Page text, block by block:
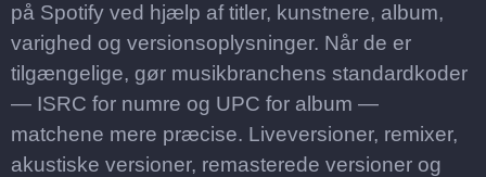
på Spotify ved hjælp af titler, kunstnere, album,
varighed og versionsoplysninger. Når de er
tilgængelige, gør musikbranchens standardkoder
— ISRC for numre og UPC for album —
matchene mere præcise. Liveversioner, remixer,
akustiske versioner, remasterede versioner og